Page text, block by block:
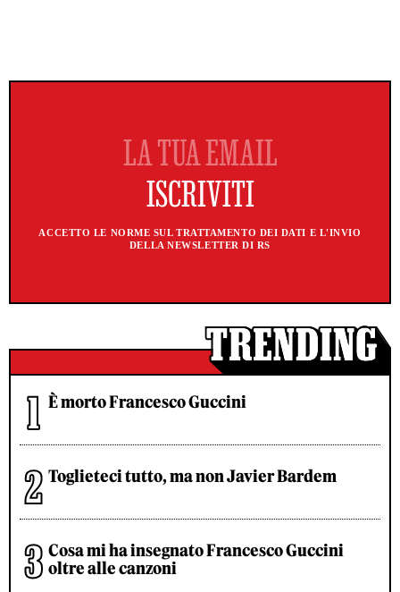
ACCETTO LE NORME SUL TRATTAMENTO DEI DATI E L'INVIO
DELLA NEWSLETTER DI RS
È morto Francesco Guccini
Toglieteci tutto, ma non Javier Bardem
Cosa mi ha insegnato Francesco Guccini
oltre alle canzoni